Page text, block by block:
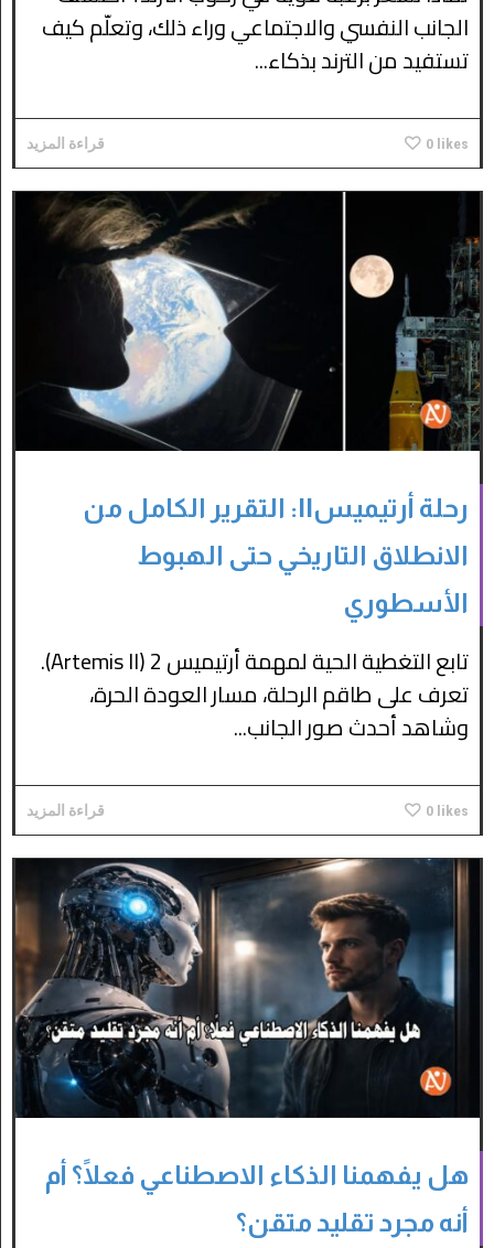
الجانب النفسي والاجتماعي وراء ذلك، وتعلّم كيف
تستفيد من الترند بذكاء...
0 likes قراءة المزيد
رحلة أرتيميسII: التقرير الكامل من
الانطلاق التاريخي حتى الهبوط
الأسطوري
تابع التغطية الحية لمهمة أرتيميس 2 (Artemis II).
تعرف على طاقم الرحلة، مسار العودة الحرة،
وشاهد أحدث صور الجانب...
0 likes قراءة المزيد
هل يفهمنا الذكاء الاصطناعي فعلًا؟ أم
أنه مجرد تقليد متقن؟